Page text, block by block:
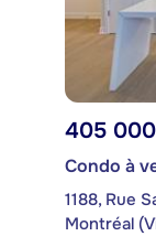
405
Condo à
1188, Rue
Montréal